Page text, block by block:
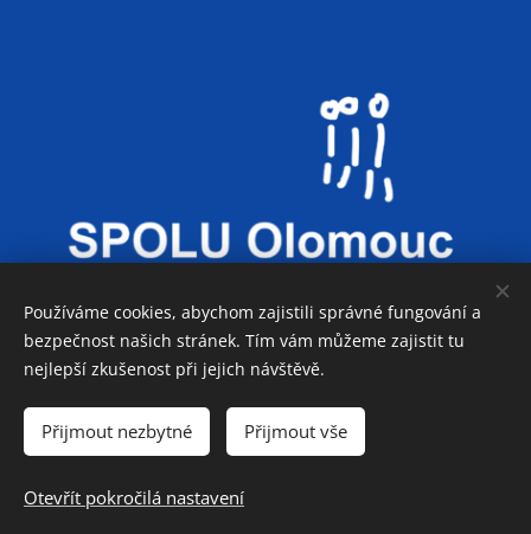
Co děláme
© 2025 SPOLU Olomouc
Používáme cookies, abychom zajistili správné fungování a
bezpečnost našich stránek. Tím vám můžeme zajistit tu
nejlepší zkušenost při jejich návštěvě.
Přijmout nezbytné Přijmout vše
Otevřít pokročilá nastavení